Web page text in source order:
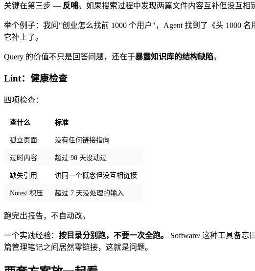
关键在第三步 — 反哺。如果搜索过程中发现两篇文件内容互补但没互相
举个例子：我问"创业怎么找前 1000 个用户"，Agent 找到了《头 1000
它补上了。
Query 的价值不只是回答问题，还在于暴露知识库的结构缺陷。
Lint：健康检查
四项检查：
查什么 标准
孤立页面 没有任何链接指向
过时内容 超过 90 天没动过
缺失引用 讲同一个概念但没互相链接
Notes/ 积压 超过 7 天没处理的输入
跑完出报告，不自动改。
一个实践经验： 按目录分别跑，不要一次全跑。
Software/ 这种工具备
篇管理笔记之间居然零链接，这就是问题。